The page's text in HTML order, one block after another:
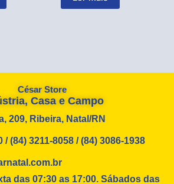
César Store
Casa e Campo
209, Ribeira, Natal/RN
/ (84) 3211-8058 / (84) 3086-1938
das 07:30 as 17:00. Sábados das